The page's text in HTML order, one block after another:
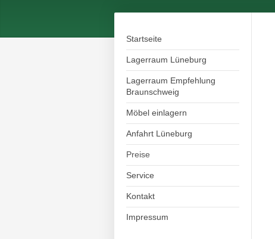
Startseite
Lagerraum Lüneburg
Lagerraum Empfehlung
Braunschweig
Möbel einlagern
Anfahrt Lüneburg
Preise
Service
Kontakt
Impressum